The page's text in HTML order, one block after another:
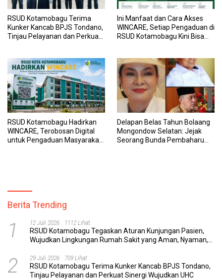
RSUD Kotamobagu Terima
Kunker Kancab BPJS Tondano,
Tinjau Pelayanan dan Perkuat
Ini Manfaat dan Cara Akses
WINCARE, Setiap Pengaduan di
RSUD Kotamobagu Kini Bisa
RSUD Kotamobagu Hadirkan
WINCARE, Terobosan Digital
untuk Pengaduan Masyarakat
Delapan Belas Tahun Bolaang
Mongondow Selatan: Jejak
Seorang Bunda Pembaharu
Berita Trending
1 12 Juli 2026 1112 Lihat
RSUD Kotamobagu Tegaskan Aturan Kunjungan Pasien,
Wujudkan Lingkungan Rumah Sakit yang Aman, Nyaman,
2 29 Juli 2026 709 Lihat
RSUD Kotamobagu Terima Kunker Kancab BPJS Tondano,
Tinjau Pelayanan dan Perkuat Sinergi Wujudkan UHC